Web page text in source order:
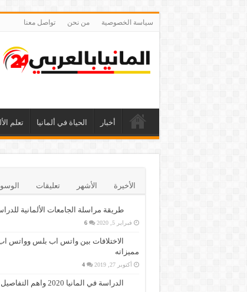
سياسة الخصوصية من نحن تواصل معنا
أخبار الحياة في ألمانيا تعلم
الأخيرة الأشهر تعليقات
طريقة مراسلة الجامعات الألمانية
فبراير 5, 2020 6
الاختلافات بين واتس اب بلس وواتس
مميزاته
أكتوبر 27, 2019 4
الدراسة في المانيا 2020 واهم التفاصيل عنها